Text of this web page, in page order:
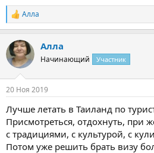
Р
е
к
ц
и
Алла
Алла
Начинающий Участник
20 Ноя 2019
Лучше летать в Таиланд по
Присмотреться, отдохнуть, при
с традициями, с культурой, с
Потом уже решить брать визу